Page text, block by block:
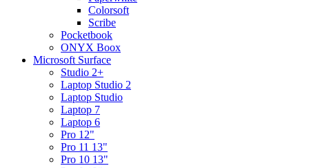
Colorsoft
Scribe
Pocketbook
ONYX Boox
Microsoft Surface
Studio 2+
Laptop Studio 2
Laptop Studio
Laptop 7
Laptop 6
Pro 12"
Pro 11 13"
Pro 10 13"